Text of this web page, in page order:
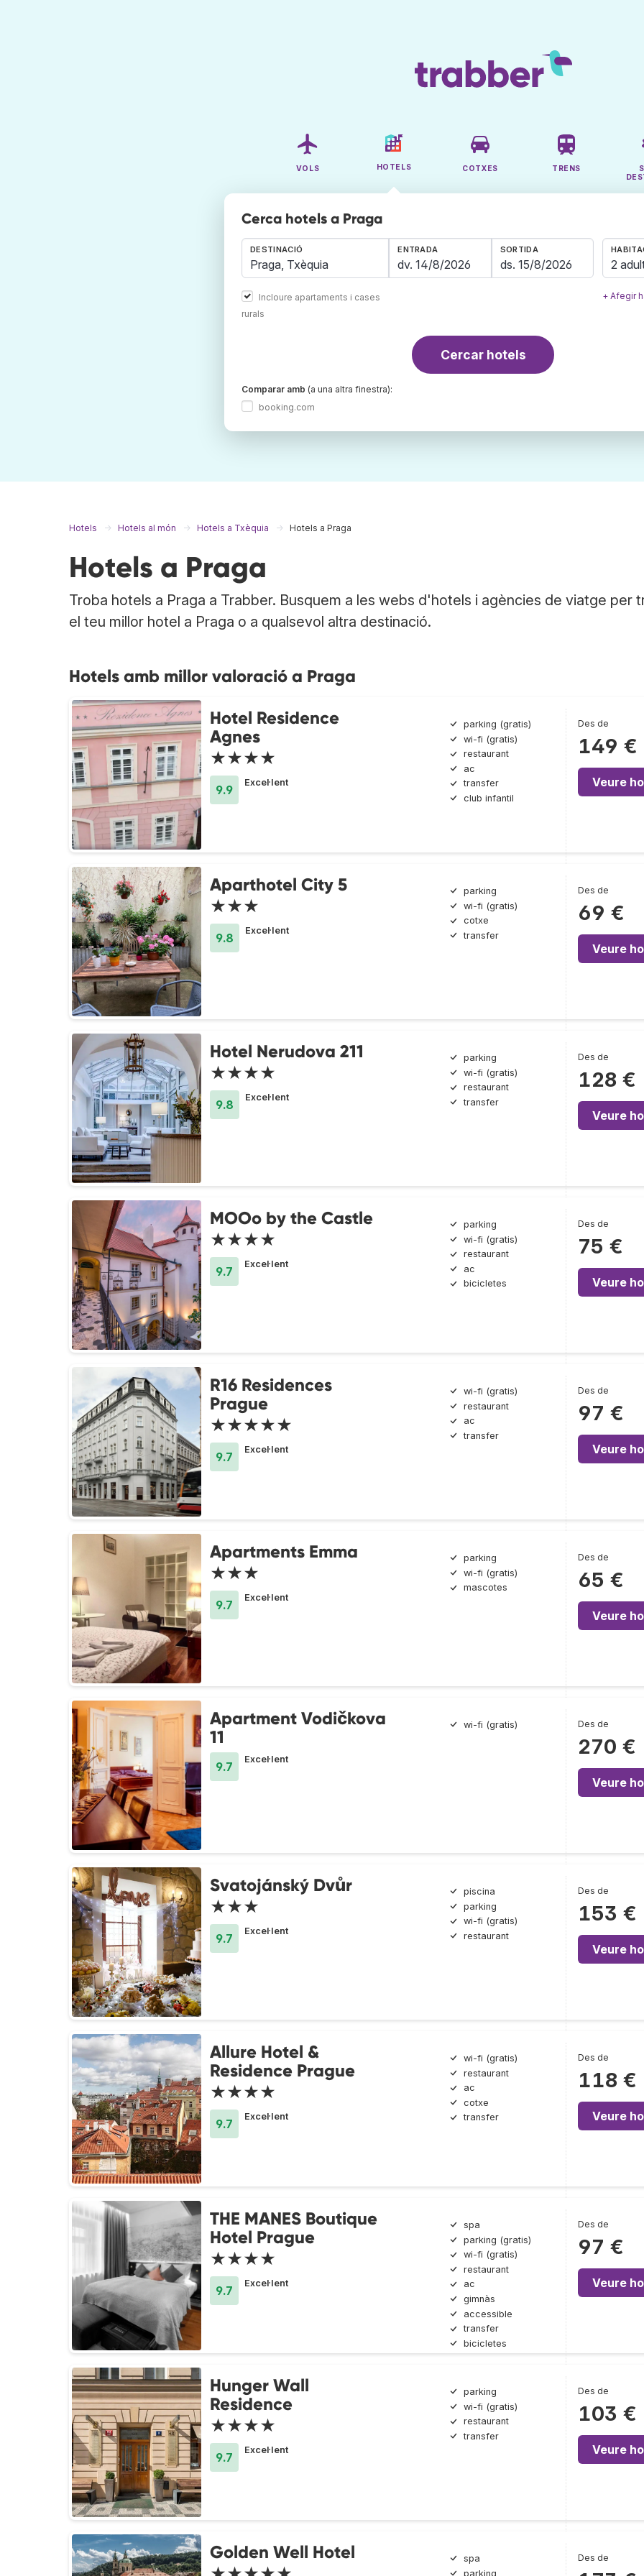
VOLS HOTELS COTXES TRENS
Cerca hotels a Praga
DESTINACIÓ
Incloure apartaments i cases
rurals
ENTRADA SORTIDA
2
+ Afegir
Cercar hotels
Comparar amb (a una altra finestra):
booking.com
Hotels Hotels al món Hotels a Txèquia Hotels a Praga
Hotels a Praga
Troba hotels a Praga a Trabber. Busquem a les webs d'hotels i agències de viatge per
el teu millor hotel a Praga o a qualsevol altra destinació.
Hotels amb millor valoració a Praga
Hotel Residence
Agnes
★★★★
9.9
Excel·lent
parking (gratis)
wi-fi (gratis)
restaurant
ac
transfer
club infantil
Des de
149 €
Veure
Aparthotel City 5
★★★
9.8
Excel·lent
parking
wi-fi (gratis)
cotxe
transfer
Des de
69 €
Veure
Hotel Nerudova 211
★★★★
9.8
Excel·lent
parking
wi-fi (gratis)
restaurant
transfer
Des de
128 €
Veure
MOOo by the Castle
★★★★
9.7
Excel·lent
parking
wi-fi (gratis)
restaurant
ac
bicicletes
Des de
75 €
Veure
R16 Residences
Prague
★★★★★
9.7
Excel·lent
wi-fi (gratis)
restaurant
ac
transfer
Des de
97 €
Veure
Apartments Emma
★★★
9.7
Excel·lent
parking
wi-fi (gratis)
mascotes
Des de
65 €
Veure
Apartment Vodičkova
11
9.7
Excel·lent
wi-fi (gratis) Des de
270 €
Veure
Svatojánský Dvůr
★★★
9.7
Excel·lent
piscina
parking
wi-fi (gratis)
restaurant
Des de
153 €
Veure
Allure Hotel &
Residence Prague
★★★★
9.7
Excel·lent
wi-fi (gratis)
restaurant
ac
cotxe
transfer
Des de
118 €
Veure
THE MANES Boutique
Hotel Prague
★★★★
9.7
Excel·lent
spa
parking (gratis)
wi-fi (gratis)
restaurant
ac
gimnàs
accessible
transfer
bicicletes
Des de
97 €
Veure
Hunger Wall
Residence
★★★★
9.7
Excel·lent
parking
wi-fi (gratis)
restaurant
transfer
Des de
103 €
Veure
Golden Well Hotel
spa
parking
Des de